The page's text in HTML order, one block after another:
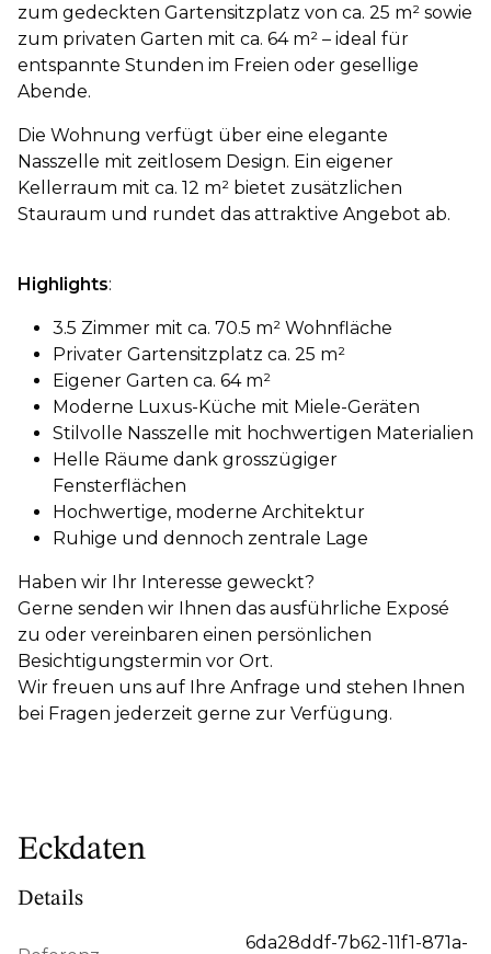
zum gedeckten Gartensitzplatz von ca. 25 m² sowie
zum privaten Garten mit ca. 64 m² – ideal für
entspannte Stunden im Freien oder gesellige
Abende.
Die Wohnung verfügt über eine elegante
Nasszelle mit zeitlosem Design. Ein eigener
Kellerraum mit ca. 12 m² bietet zusätzlichen
Stauraum und rundet das attraktive Angebot ab.
Highlights:
3.5 Zimmer mit ca. 70.5 m² Wohnfläche
Privater Gartensitzplatz ca. 25 m²
Eigener Garten ca. 64 m²
Moderne Luxus-Küche mit Miele-Geräten
Stilvolle Nasszelle mit hochwertigen Materialien
Helle Räume dank grosszügiger
Fensterflächen
Hochwertige, moderne Architektur
Ruhige und dennoch zentrale Lage
Haben wir Ihr Interesse geweckt?
Gerne senden wir Ihnen das ausführliche Exposé
zu oder vereinbaren einen persönlichen
Besichtigungstermin vor Ort.
Wir freuen uns auf Ihre Anfrage und stehen Ihnen
bei Fragen jederzeit gerne zur Verfügung.
Eckdaten
Details
6da28ddf-7b62-11f1-871a-